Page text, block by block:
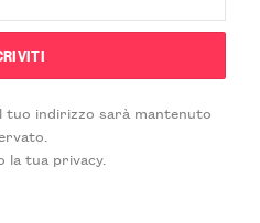
tuo indirizzo sarà mantenuto
la tua privacy.